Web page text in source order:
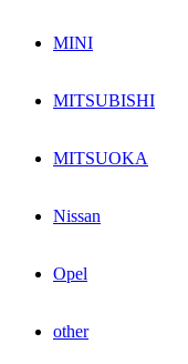
MINI
MITSUBISHI
MITSUOKA
Nissan
Opel
other